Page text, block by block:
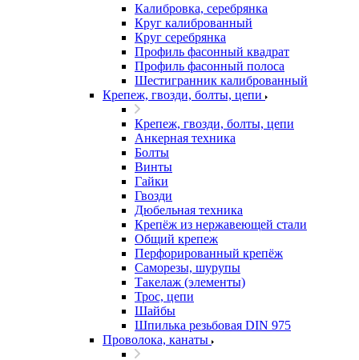
Калибровка, серебрянка
Круг калиброванный
Круг серебрянка
Профиль фасонный квадрат
Профиль фасонный полоса
Шестигранник калиброванный
Крепеж, гвозди, болты, цепи
Крепеж, гвозди, болты, цепи
Анкерная техника
Болты
Винты
Гайки
Гвозди
Дюбельная техника
Крепёж из нержавеющей стали
Общий крепеж
Перфорированный крепёж
Саморезы, шурупы
Такелаж (элементы)
Трос, цепи
Шайбы
Шпилька резьбовая DIN 975
Проволока, канаты